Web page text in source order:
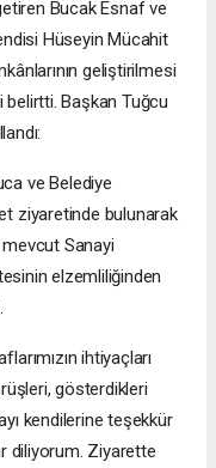
Bucak Esnaf ve
Hüseyin Mücahit
geliştirilmesi
belirtti. Başkan Tuğcu
ve Belediye
ziyaretinde bulunarak
mevcut Sanayi
elzemliliğinden
ihtiyaçları
gösterdikleri
kendilerine teşekkür
diliyorum. Ziyarette